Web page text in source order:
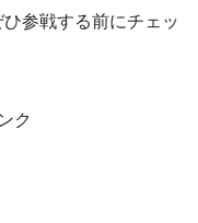
参戦する前にチェッ
ク